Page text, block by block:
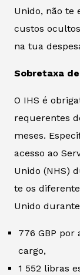
Unido, não te
custos
na tua
Sobretaxa
O IHS é
requerentes
meses.
acesso ao
Unido (NHS)
te os
Unido
776 GBP por
cargo,
1 552 libras